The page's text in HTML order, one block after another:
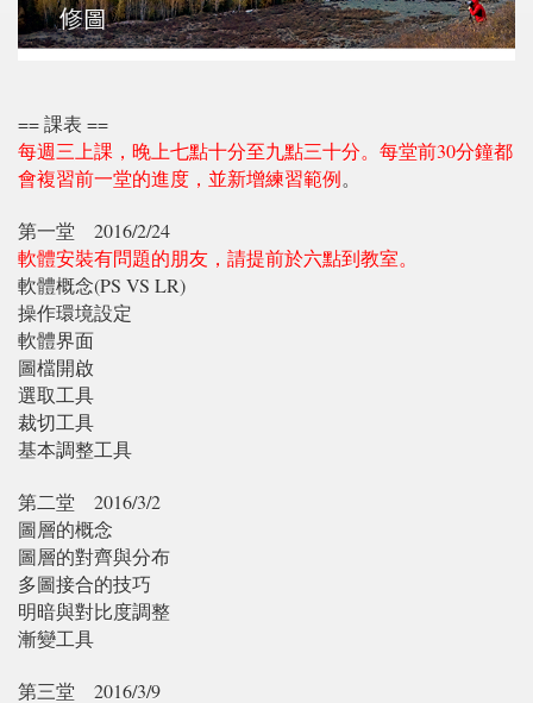
== 課表 ==
每週三上課，晚上七點十分至九點三十分。每堂前30分鐘都
會複習前一堂的進度，並新增練習範例。
第一堂
2016/2/24
軟體安裝有問題的朋友，請提前於六點到教室。
軟體概念(PS VS LR)
操作環境設定
軟體界面
圖檔開啟
選取工具
裁切工具
基本調整工具
第二堂
2016/3/2
圖層的概念
圖層的對齊與分布
多圖接合的技巧
明暗與對比度調整
漸變工具
第三堂
2016/3/9